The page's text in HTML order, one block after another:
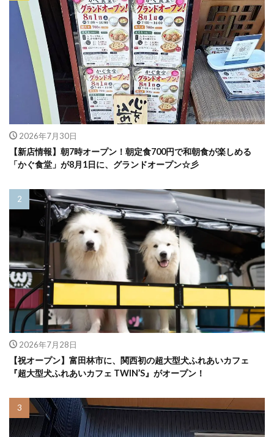
2026年7月30日
【新店情報】朝7時オープン！朝定食700円で和朝食が楽しめる
「かぐ食堂」が8月1日に、グランドオープン☆彡
2026年7月28日
【祝オープン】富田林市に、関西初の超大型犬ふれあいカフェ
『超大型犬ふれあいカフェ TWIN’S』がオープン！